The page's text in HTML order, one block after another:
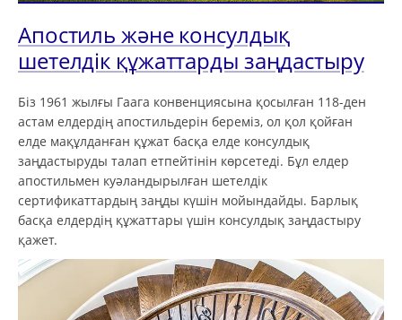
Апостиль және консулдық
шетелдік құжаттарды заңдастыру
Біз 1961 жылғы Гаага конвенциясына қосылған 118-ден
астам елдердің апостильдерін береміз, ол қол қойған
елде мақұлданған құжат басқа елде консулдық
заңдастыруды талап етпейтінін көрсетеді. Бұл елдер
апостильмен куәландырылған шетелдік
сертификаттардың заңды күшін мойындайды. Барлық
басқа елдердің құжаттары үшін консулдық заңдастыру
қажет.